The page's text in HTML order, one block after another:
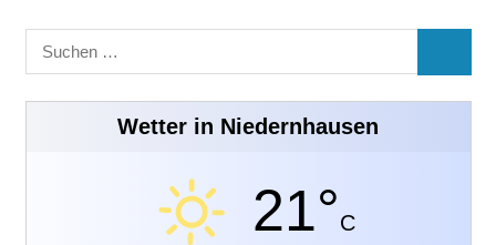
Suchen
nach:
Wetter in Niedernhausen
21°C